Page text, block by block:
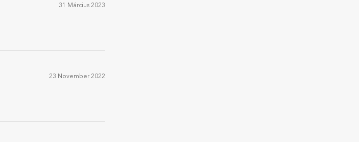
31 Március 2023
23 November 2022